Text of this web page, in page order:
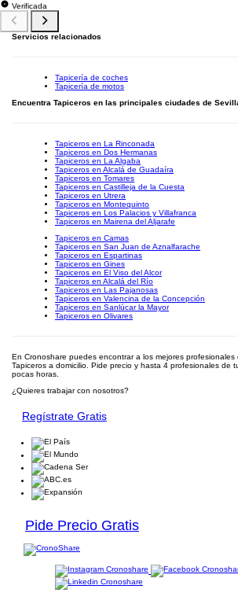
Verificada
Servicios relacionados
Tapicería de coches
Tapicería de motos
Encuentra Tapiceros en las principales ciudades de
Tapiceros en La Rinconada
Tapiceros en Dos Hermanas
Tapiceros en La Algaba
Tapiceros en Alcalá de Guadaíra
Tapiceros en Tomares
Tapiceros en Castilleja de la Cuesta
Tapiceros en Utrera
Tapiceros en Montequinto
Tapiceros en Los Palacios y Villafranca
Tapiceros en Mairena del Aljarafe
Tapiceros en Camas
Tapiceros en San Juan de Aznalfarache
Tapiceros en Espartinas
Tapiceros en Gines
Tapiceros en El Viso del Alcor
Tapiceros en Alcalá del Río
Tapiceros en Las Pajanosas
Tapiceros en Valencina de la Concepción
Tapiceros en Sanlúcar la Mayor
Tapiceros en Olivares
En Cronoshare puedes encontrar a los mejores profesionales
Tapiceros a domicilio. Pide precio y hasta 4 profesionales de
pocas horas.
¿Quieres trabajar con nosotros?
Regístrate Gratis
Pide Precio Gratis